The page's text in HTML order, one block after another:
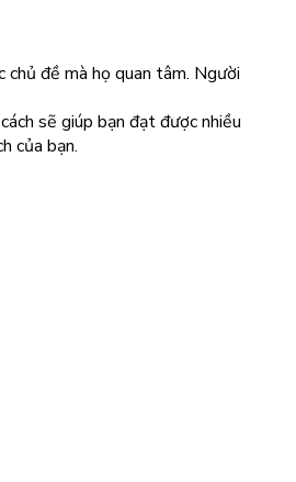
đề mà họ quan tâm. Người
sẽ giúp bạn đạt được nhiều
của bạn.